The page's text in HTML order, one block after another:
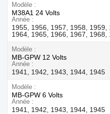
Modèle
M38A1 24 Volts
Année
1955, 1956, 1957, 1958, 1959,
1964, 1965, 1966, 1967, 1968,
Modèle
MB-GPW 12 Volts
Année
1941, 1942, 1943, 1944, 1945
Modèle
MB-GPW 6 Volts
Année
1941, 1942, 1943, 1944, 1945